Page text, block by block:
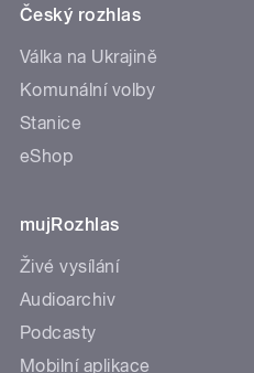
Český rozhlas
Válka na Ukrajině
Komunální volby
Stanice
eShop
mujRozhlas
Živé vysílání
Audioarchiv
Podcasty
Mobilní aplikace